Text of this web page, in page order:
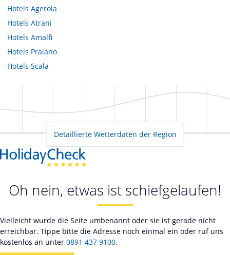
Hotels Agerola
Hotels Atrani
Hotels Amalfi
Hotels Praiano
Hotels Scala
Detaillierte Wetterdaten der Region
Oh nein, etwas ist schiefgelaufen!
Vielleicht wurde die Seite umbenannt oder sie ist gerade nicht
erreichbar. Tippe bitte die Adresse noch einmal ein oder ruf uns
kostenlos an unter 0891 437 9100.